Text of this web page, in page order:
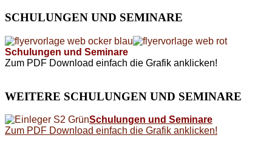
SCHULUNGEN UND SEMINARE
Schulungen und Seminare
Zum PDF Download einfach die Grafik anklicken!
WEITERE SCHULUNGEN UND SEMINARE
Schulungen und Seminare
Zum PDF Download einfach die Grafik anklicken!